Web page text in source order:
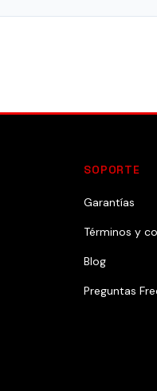
SOPORTE
Garantías
Términos y
Blog
Preguntas